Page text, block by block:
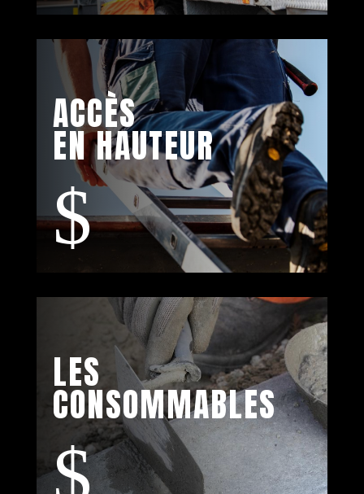
ACCÈS
EN HAUTEUR
$
LES
CONSOMMABLES
$